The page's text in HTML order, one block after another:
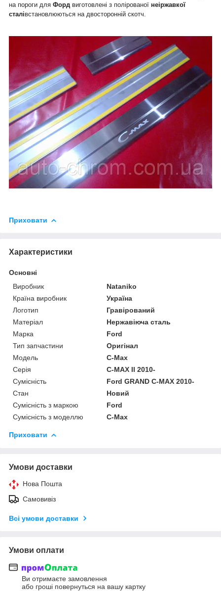
на пороги для Форд виготовлені з полірованої неіржавкої
сталівстановлюються на двосторонній скотч.
Приховати
Характеристики
Основні
Виробник
Nataniko
Країна виробник
Україна
Логотип
Гравірований
Матеріал
Нержавіюча сталь
Марка
Ford
Тип запчастини
Оригінал
Модель
C-Max
Серія
C-MAX II 2010-
Сумісність
Ford GRAND C-MAX 2010-
Стан
Новий
Сумісність з маркою
Ford
Сумісність з моделлю
C-Max
Приховати
Умови доставки
Нова Пошта
Самовивіз
Всі умови доставки
Умови оплати
Ви отримаєте замовлення
або гроші повернуться на вашу картку